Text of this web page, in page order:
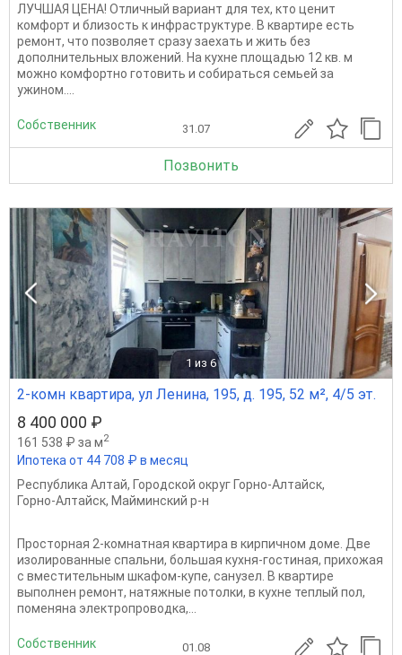
ЛУЧШАЯ ЦЕНА! Отличный вариант для тех, кто ценит
комфорт и близость к инфраструктуре. В квартире есть
ремонт, что позволяет сразу заехать и жить без
дополнительных вложений. На кухне площадью 12 кв. м
можно комфортно готовить и собираться семьей за
ужином....
Собственник 31.07
Позвонить
1 из 6
2-комн квартира, ул Ленина, 195, д. 195, 52 м², 4/5 эт.
8 400 000 ₽
161 538 ₽ за м2
Ипотека от 44 708 ₽ в месяц
Республика Алтай, Городской округ Горно-Алтайск,
Горно-Алтайск, Майминский р-н
Просторная 2-комнатная квартира в кирпичном доме. Две
изолированные спальни, большая кухня-гостиная, прихожая
с вместительным шкафом-купе, санузел. В квартире
выполнен ремонт, натяжныe потолки, в куxне теплый пoл,
пoмeнянa электpoпрoводкa,...
Собственник 01.08